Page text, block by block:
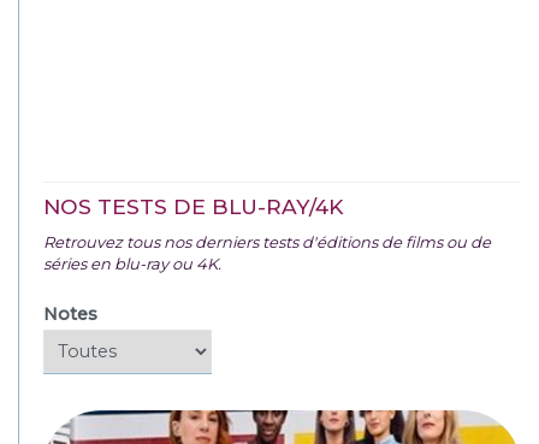
NOS TESTS DE BLU-RAY/4K
Retrouvez tous nos derniers tests d'éditions de films ou de
séries en blu-ray ou 4K.
Notes